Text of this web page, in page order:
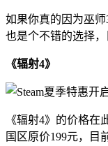
如果你真的因为巫
也是个不错的选择，
《辐射4》
《辐射4》的价格
国区原价199元，目